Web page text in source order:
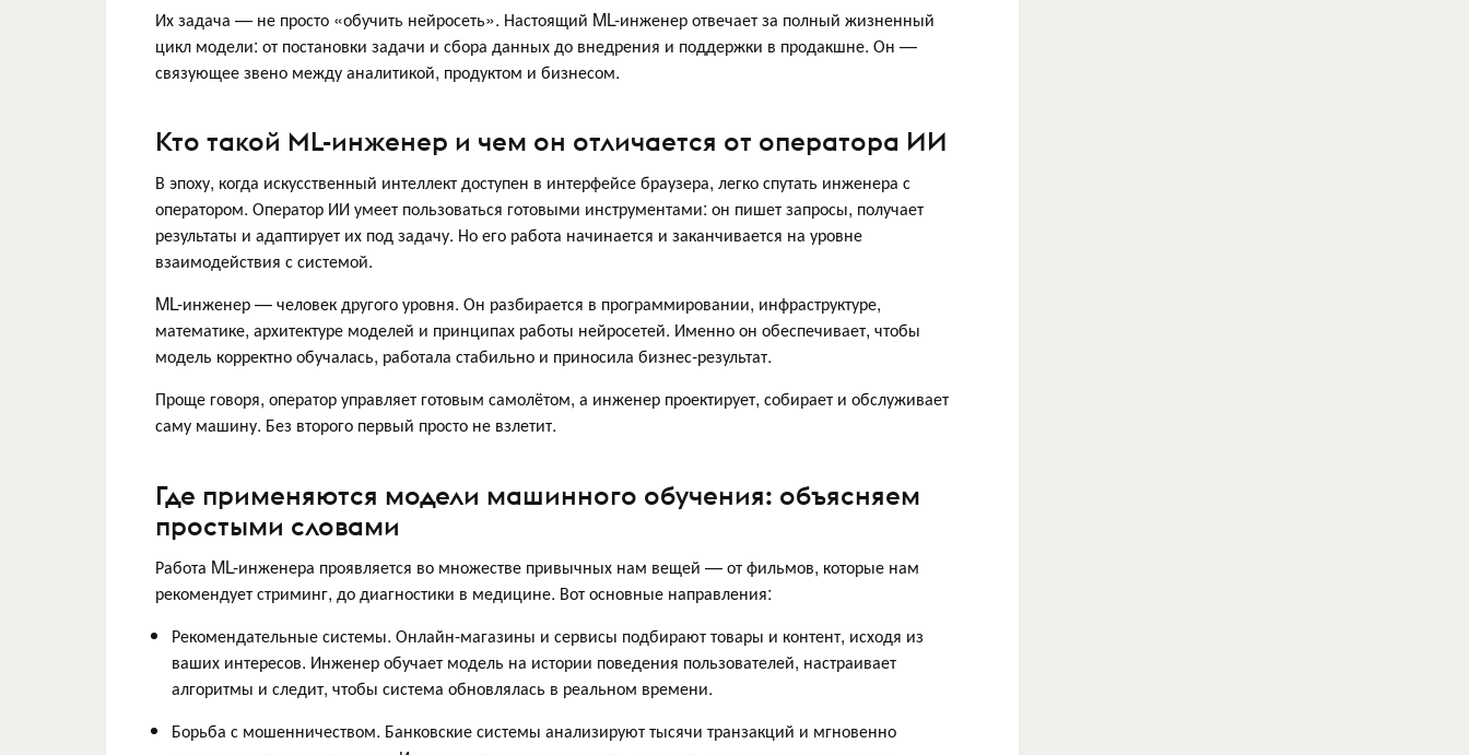
Их задача — не просто «обучить нейросеть». Настоящий ML-инженер отвечает за полный жизненный
цикл модели: от постановки задачи и сбора данных до внедрения и поддержки в продакшне. Он —
связующее звено между аналитикой, продуктом и бизнесом.
Кто такой ML-инженер и чем он отличается от оператора ИИ
В эпоху, когда искусственный интеллект доступен в интерфейсе браузера, легко спутать инженера с
оператором. Оператор ИИ умеет пользоваться готовыми инструментами: он пишет запросы, получает
результаты и адаптирует их под задачу. Но его работа начинается и заканчивается на уровне
взаимодействия с системой.
ML-инженер — человек другого уровня. Он разбирается в программировании, инфраструктуре,
математике, архитектуре моделей и принципах работы нейросетей. Именно он обеспечивает, чтобы
модель корректно обучалась, работала стабильно и приносила бизнес-результат.
Проще говоря, оператор управляет готовым самолётом, а инженер проектирует, собирает и обслуживает
саму машину. Без второго первый просто не взлетит.
Где применяются модели машинного обучения: объясняем
простыми словами
Работа ML-инженера проявляется во множестве привычных нам вещей — от фильмов, которые нам
рекомендует стриминг, до диагностики в медицине. Вот основные направления:
Рекомендательные системы. Онлайн-магазины и сервисы подбирают товары и контент, исходя из
ваших интересов. Инженер обучает модель на истории поведения пользователей, настраивает
алгоритмы и следит, чтобы система обновлялась в реальном времени.
Борьба с мошенничеством. Банковские системы анализируют тысячи транзакций и мгновенно